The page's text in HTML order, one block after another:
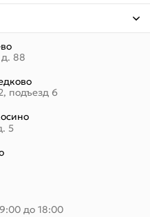
д. 88
подъезд 6
5
до 18:00